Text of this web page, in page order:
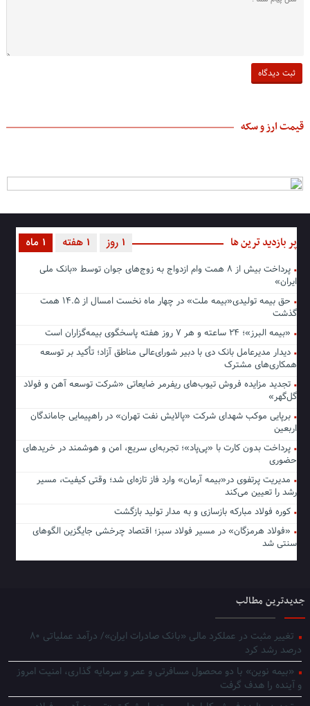
قیمت ارز و سکه
پر بازدید ترین ها 1 ماه 1 هفته 1 روز
پرداخت بیش از ۸ همت وام ازدواج به زوج‌های جوان توسط «بانک ملی
ایران»
حق بیمه تولیدی«بیمه ملت» در چهار ماه نخست امسال از ۱۴.۵ همت
گذشت
«بیمه البرز»؛ ۲۴ ساعته و هر ۷ روز هفته پاسخگوی بیمه‌گزاران است
دیدار مدیرعامل بانک دی با دبیر شورای‌عالی مناطق آزاد؛ تأکید بر توسعه
همکاری‌های مشترک
تجدید مزایده فروش تیوب‌های ریفرمر ضایعاتی «شرکت توسعه آهن و فولاد
گل‌گهر»
برپایی موکب شهدای شرکت «پالایش نفت تهران» در راهپیمایی جاماندگان
اربعین
پرداخت بدون کارت با «پی‌پاد»؛ تجربه‌ای سریع، امن و هوشمند در خریدهای
حضوری
مدیریت پرتفوی در«بیمه آرمان» وارد فاز تازه‌ای شد؛ وقتی کیفیت، مسیر
رشد را تعیین می‌کند
کوره فولاد مبارکه بازسازی و به مدار تولید بازگشت
«فولاد هرمزگان» در مسیر فولاد سبز؛ اقتصاد چرخشی جایگزین الگوهای
سنتی شد
جدیدترین مطالب
تغییر مثبت در عملکرد مالی «بانک صادرات ایران»/ درآمد عملیاتی ۸۰
درصد رشد کرد
«بیمه نوین» با دو محصول مسافرتی و عمر و سرمایه گذاری، امنیت امروز
و آینده را هدف گرفت